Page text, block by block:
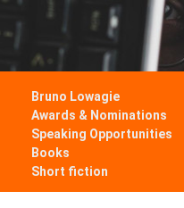
Bruno Lowagie
Awards & Nominations
Speaking Opportunities
Books
Short fiction